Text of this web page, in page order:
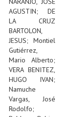
AGUSTIN; DE
LA CRUZ
BARTOLON,
JESUS; Montiel
Gutiérrez,
Mario Alberto;
VERA BENITEZ,
HUGO IVAN;
Namuche
Vargas, José
Rodolfo;